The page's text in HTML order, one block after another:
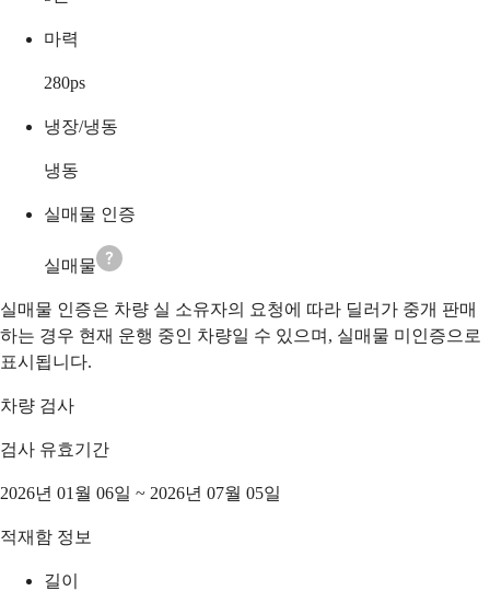
마력
280ps
냉장/냉동
냉동
실매물 인증
실매물
실매물 인증은 차량 실 소유자의 요청에 따라 딜러가 중개 판매
하는 경우 현재 운행 중인 차량일 수 있으며, 실매물 미인증으로
표시됩니다.
차량 검사
검사 유효기간
2026년 01월 06일 ~ 2026년 07월 05일
적재함 정보
길이